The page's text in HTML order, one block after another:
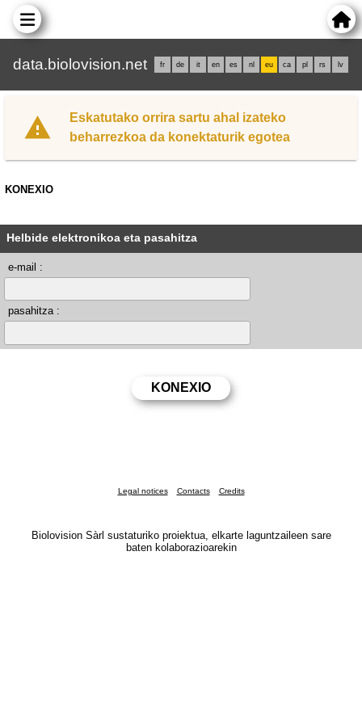
data.biolovision.net fr de it en es nl eu ca pl rs lv
Eskatutako orrira sartu ahal izateko
beharrezkoa da konektaturik egotea
KONEXIO
Helbide elektronikoa eta pasahitza
e-mail :
pasahitza :
Legal notices Contacts Credits
Biolovision Sàrl sustaturiko proiektua, elkarte laguntzaileen sare
baten kolaborazioarekin